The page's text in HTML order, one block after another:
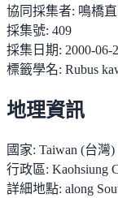
協同採集者: 鳴橋
採集號: 409
採集日期: 2000-06-
標籤學名: Rubus
地理資訊
國家: Taiwan (台灣)
行政區: Kaohsiung
詳細地點: along